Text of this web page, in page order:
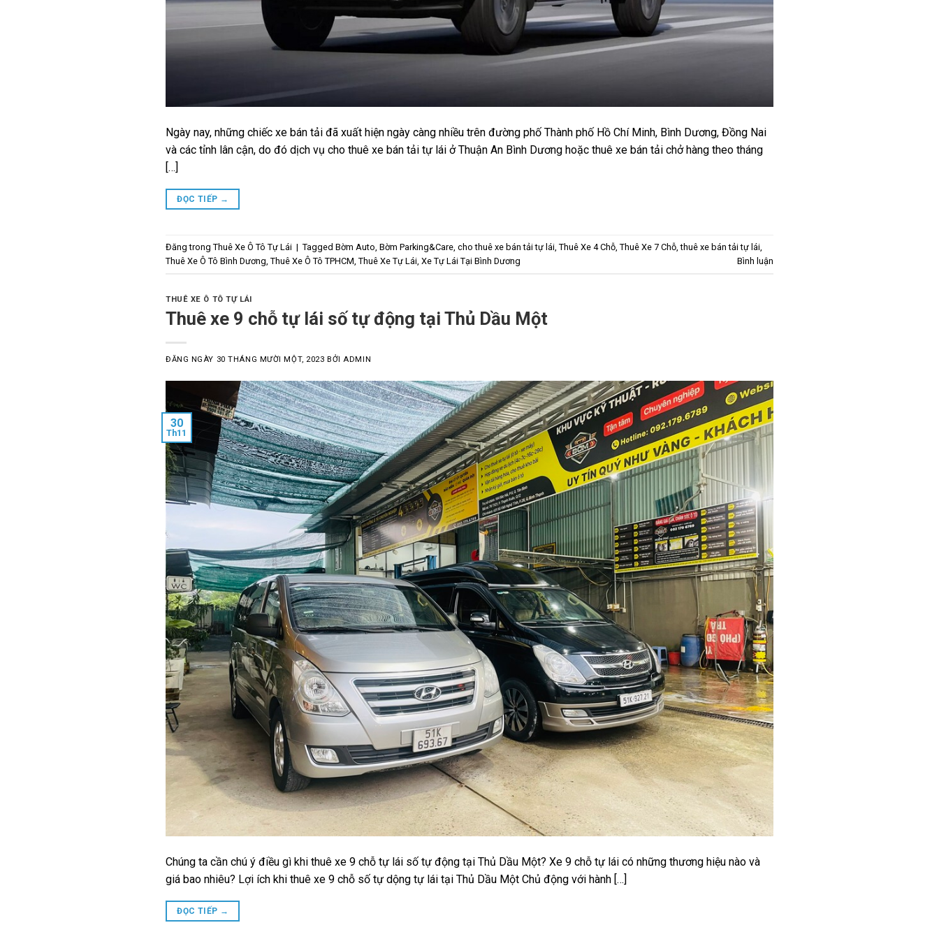
Ngày nay, những chiếc xe bán tải đã xuất hiện ngày càng nhiều trên đường phố Thành phố Hồ Chí Minh, Bình Dương, Đồng Nai
và các tỉnh lân cận, do đó dịch vụ cho thuê xe bán tải tự lái ở Thuận An Bình Dương hoặc thuê xe bán tải chở hàng theo tháng
[…]
ĐỌC TIẾP →
Đăng trong Thuê Xe Ô Tô Tự Lái | Tagged Bờm Auto Bờm Parking&Care cho thuê xe bán tải tự lái Thuê Xe 4 Chỗ Thuê Xe 7 Chỗ ,thuê xe bán tải tự lái
Thuê Xe Ô Tô Bình Dương Thuê Xe Ô Tô TPHCM Thuê Xe Tự Lái Xe Tự Lái Tại Bình Dương Bình luận
THUÊ XE Ô TÔ TỰ LÁI
Thuê xe 9 chỗ tự lái số tự động tại Thủ Dầu Một
ĐĂNG NGÀY 30 THÁNG MƯỜI MỘT, 2023 BỞIADMIN
30
Th11
Chúng ta cần chú ý điều gì khi thuê xe 9 chỗ tự lái số tự động tại Thủ Dầu Một? Xe 9 chỗ tự lái có những thương hiệu nào và
giá bao nhiêu? Lợi ích khi thuê xe 9 chỗ số tự dộng tự lái tại Thủ Dầu Một Chủ động với hành […]
ĐỌC TIẾP →